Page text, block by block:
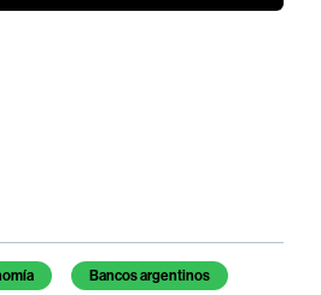
Bancos argentinos